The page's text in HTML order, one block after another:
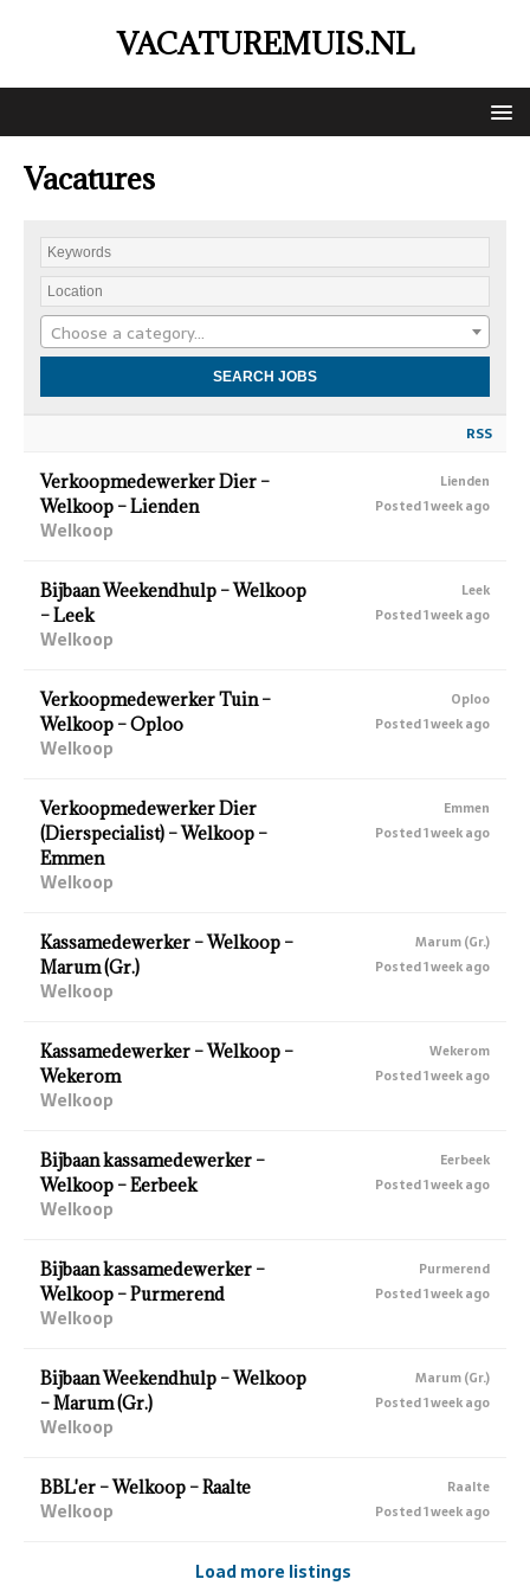
VACATUREMUIS.NL
Vacatures
Choose a category…
RSS
Verkoopmedewerker Dier –
Welkoop – Lienden
Welkoop
Lienden
Posted 1 week ago
Bijbaan Weekendhulp – Welkoop
– Leek
Welkoop
Leek
Posted 1 week ago
Verkoopmedewerker Tuin –
Welkoop – Oploo
Welkoop
Oploo
Posted 1 week ago
Verkoopmedewerker Dier
(Dierspecialist) – Welkoop –
Emmen
Welkoop
Emmen
Posted 1 week ago
Kassamedewerker – Welkoop –
Marum (Gr.)
Welkoop
Marum (Gr.)
Posted 1 week ago
Kassamedewerker – Welkoop –
Wekerom
Welkoop
Wekerom
Posted 1 week ago
Bijbaan kassamedewerker –
Welkoop – Eerbeek
Welkoop
Eerbeek
Posted 1 week ago
Bijbaan kassamedewerker –
Welkoop – Purmerend
Welkoop
Purmerend
Posted 1 week ago
Bijbaan Weekendhulp – Welkoop
– Marum (Gr.)
Welkoop
Marum (Gr.)
Posted 1 week ago
BBL'er – Welkoop – Raalte
Welkoop
Raalte
Posted 1 week ago
Load more listings